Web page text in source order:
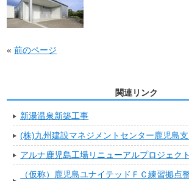
«前のページ
関連リンク
新湯温泉新築工事
(株)九州建設マネジメントセンター鹿児島
アルナ鹿児島工場リニューアルプロジェク
（仮称）鹿児島ユナイテッドＦＣ練習拠点